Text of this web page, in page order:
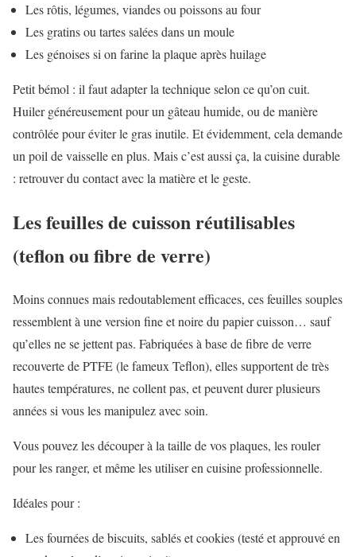
Les rôtis, légumes, viandes ou poissons au four
Les gratins ou tartes salées dans un moule
Les génoises si on farine la plaque après huilage
Petit bémol : il faut adapter la technique selon ce qu’on cuit.
Huiler généreusement pour un gâteau humide, ou de manière
contrôlée pour éviter le gras inutile. Et évidemment, cela demande
un poil de vaisselle en plus. Mais c’est aussi ça, la cuisine durable
: retrouver du contact avec la matière et le geste.
Les feuilles de cuisson réutilisables
(teflon ou fibre de verre)
Moins connues mais redoutablement efficaces, ces feuilles souples
ressemblent à une version fine et noire du papier cuisson… sauf
qu’elles ne se jettent pas. Fabriquées à base de fibre de verre
recouverte de PTFE (le fameux Teflon), elles supportent de très
hautes températures, ne collent pas, et peuvent durer plusieurs
années si vous les manipulez avec soin.
Vous pouvez les découper à la taille de vos plaques, les rouler
pour les ranger, et même les utiliser en cuisine professionnelle.
Idéales pour :
Les fournées de biscuits, sablés et cookies (testé et approuvé en